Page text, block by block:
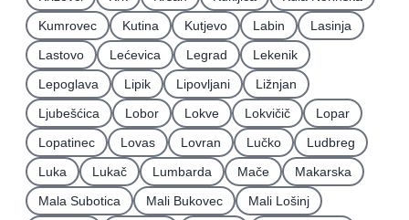
Kumrovec
Kutina Kutjevo Labin
Lasinja
Lastovo
Lećevica Legrad
Lekenik
Lepoglava
Lipik Lipovljani
Ližnjan
Ljubešćica
Lobor Lokve Lokvičič
Lopar
Lopatinec
Lovas Lovran Lučko
Ludbreg
Luka
Lukač Lumbarda Mače
Makarska
Mala Subotica
Mali Bukovec
Mali Lošinj